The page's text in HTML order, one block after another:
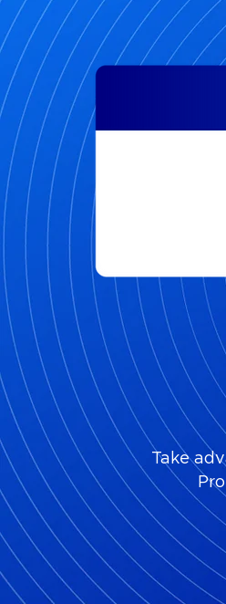
Take